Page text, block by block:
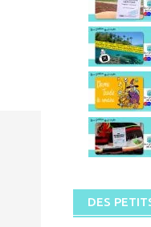
DES